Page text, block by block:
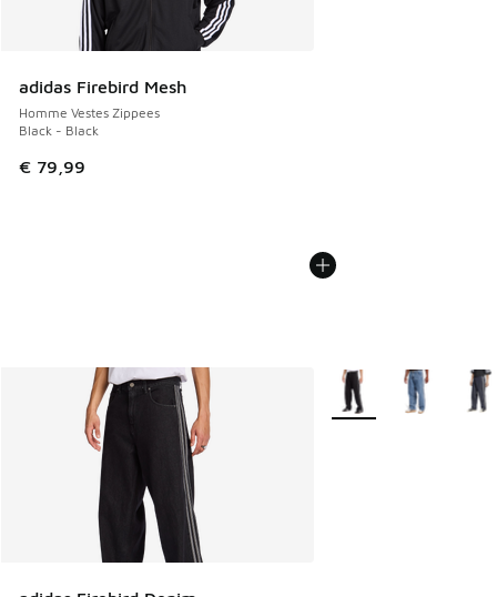
adidas Firebird Mesh
Homme Vestes Zippees
Black - Black
€ 79,99
Plus de couleurs